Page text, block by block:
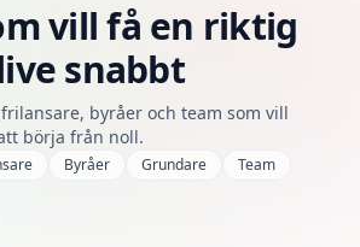
vill få en riktig
snabbt
byråer och team som vill
börja från noll.
Byråer Grundare
Team